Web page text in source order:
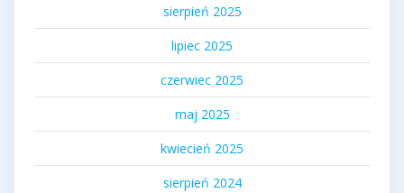
sierpień 2025
lipiec 2025
czerwiec 2025
maj 2025
kwiecień 2025
sierpień 2024